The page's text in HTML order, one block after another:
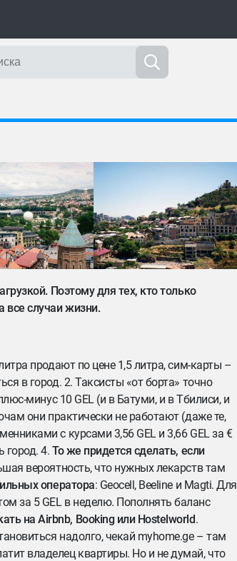
Поэтому для тех, кто только
все случаи жизни.
продают по цене 1,5 литра, сим-карты –
в город. 2. Таксисты «от борта» точно
минус 10 GEL (и в Батуми, и в Тбилиси, и
они практически не работают (даже те,
с курсами 3,56 GEL и 3,66 GEL за €
город. 4.То же придется сделать, если
вероятность, что нужных лекарств там
оператора: Geocell, Beeline и Magti. Для
за 5 GEL в неделю. Пополнять баланс
на Airbnb, Booking или Hostelworld.
надолго, чекай myhome.ge – там
владелец квартиры. Но и не думай, что